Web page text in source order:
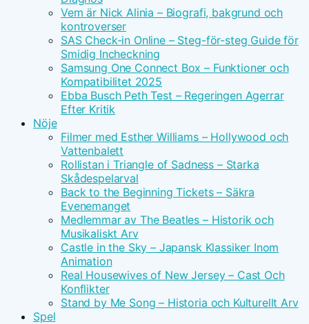
Vem är Nick Alinia – Biografi, bakgrund och
kontroverser
SAS Check-in Online – Steg-för-steg Guide för
Smidig Incheckning
Samsung One Connect Box – Funktioner och
Kompatibilitet 2025
Ebba Busch Peth Test – Regeringen Agerrar
Efter Kritik
Nöje
Filmer med Esther Williams – Hollywood och
Vattenbalett
Rollistan i Triangle of Sadness – Starka
Skådespelarval
Back to the Beginning Tickets – Säkra
Evenemanget
Medlemmar av The Beatles – Historik och
Musikaliskt Arv
Castle in the Sky – Japansk Klassiker Inom
Animation
Real Housewives of New Jersey – Cast Och
Konflikter
Stand by Me Song – Historia och Kulturellt Arv
Spel